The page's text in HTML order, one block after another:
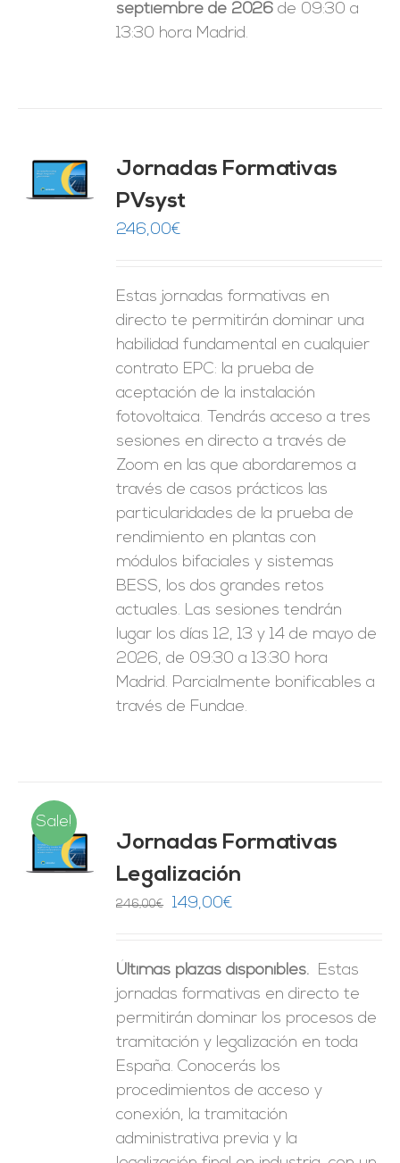
septiembre de 2026 de 09:30 a
13:30 hora Madrid.
Jornadas Formativas
PVsyst
246,00€
Estas jornadas formativas en
directo te permitirán dominar una
habilidad fundamental en cualquier
contrato EPC: la prueba de
aceptación de la instalación
fotovoltaica. Tendrás acceso a tres
sesiones en directo a través de
Zoom en las que abordaremos a
través de casos prácticos las
particularidades de la prueba de
rendimiento en plantas con
módulos bifaciales y sistemas
BESS, los dos grandes retos
actuales. Las sesiones tendrán
lugar los días 12, 13 y 14 de mayo de
2026, de 09:30 a 13:30 hora
Madrid. Parcialmente bonificables a
través de Fundae.
Sale!
Jornadas Formativas
Legalización
246,00€
El
era:
246,00€.
149,00€
es:
149,00€.
Últimas plazas disponibles. Estas
jornadas formativas en directo te
permitirán dominar los procesos de
tramitación y legalización en toda
España. Conocerás los
procedimientos de acceso y
conexión, la tramitación
administrativa previa y la